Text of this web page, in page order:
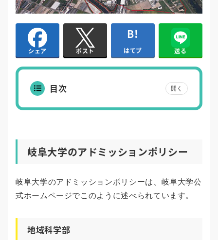
シェア ポスト はてブ 送る
目次 開く
岐阜大学のアドミッションポリシー
岐阜大学のアドミッションポリシーは、岐阜大学公
式ホームページでこのように述べられています。
地域科学部